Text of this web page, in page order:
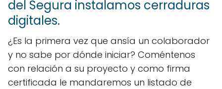
del Segura instalamos cerraduras
digitales.
¿Es la primera vez que ansía un colaborador
y no sabe por dónde iniciar? Coméntenos
con relación a su proyecto y como firma
certificada le mandaremos un listado de